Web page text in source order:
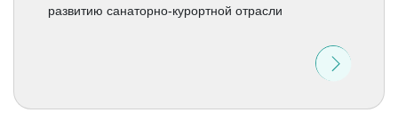
развитию санаторно-курортной отрасли